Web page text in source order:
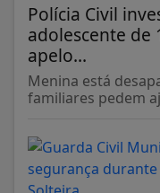
Polícia Civil
adolescente de
apelo...
Menina está
familiares pedem